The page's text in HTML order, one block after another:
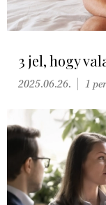
3 jel, hogy
2025.06.26. 1